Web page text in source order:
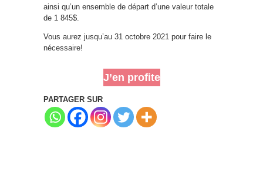
ainsi qu’un ensemble de départ d’une valeur totale
de 1 845$.
Vous aurez jusqu’au 31 octobre 2021 pour faire le
nécessaire!
J’en profite
PARTAGER SUR